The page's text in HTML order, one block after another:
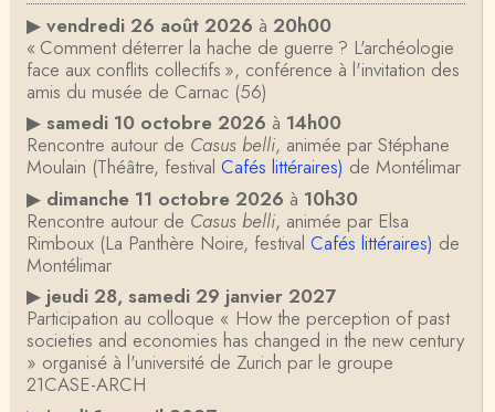
▶ vendredi 26 août 2026 à 20h00
« Comment déterrer la hache de guerre ? L'archéologie
face aux conflits collectifs », conférence à l'invitation des
amis du musée de Carnac (56)
▶ samedi 10 octobre 2026 à 14h00
Rencontre autour de Casus belli, animée par Stéphane
Moulain (Théâtre, festival Cafés littéraires) de Montélimar
▶ dimanche 11 octobre 2026 à 10h30
Rencontre autour de Casus belli, animée par Elsa
Rimboux (La Panthère Noire, festival Cafés littéraires) de
Montélimar
▶ jeudi 28, samedi 29 janvier 2027
Participation au colloque « How the perception of past
societies and economies has changed in the new century
» organisé à l'université de Zurich par le groupe
21CASE-ARCH